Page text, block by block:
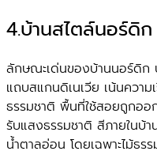
4.บ้านสไตล์นอร์ดิ
ลักษณะเด่นของบ้านนอร์ดิก
แถบสแกนดิเนเวีย เน้นควา
ธรรมชาติ พื้นที่ใช้สอยถูกออ
รับแสงธรรมชาติ สีภายในบ้า
น้ำตาลอ่อน โดยเฉพาะไม้ธ